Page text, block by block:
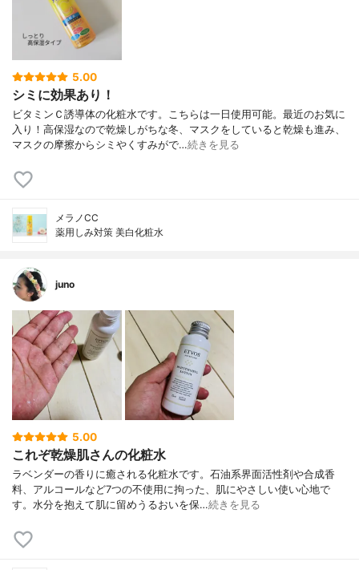
5.00
シミに効果あり！
ビタミンＣ誘導体の化粧水です。こちらは一日使用可能。最近のお気に
入り！高保湿なので乾燥しがちな冬、マスクをしていると乾燥も進み、
マスクの摩擦からシミやくすみがで…続きを見る
メラノCC
薬用しみ対策 美白化粧水
juno
5.00
これぞ乾燥肌さんの化粧水
ラベンダーの香りに癒される化粧水です。石油系界面活性剤や合成香
料、アルコールなど7つの不使用に拘った、肌にやさしい使い心地で
す。水分を抱えて肌に留めうるおいを保…続きを見る